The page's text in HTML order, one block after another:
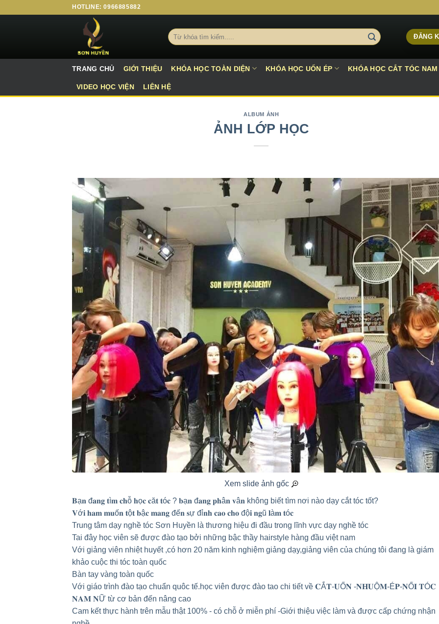
HOTLINE: 0966885882
ĐĂNG
TRANG CHỦ GIỚI THIỆU KHÓA HỌC TOÀN DIỆN KHÓA HỌC UỐN ÉP KHÓA HỌC CẮT TÓC
VIDEO HỌC VIỆN LIÊN HỆ
ALBUM ẢNH
ẢNH LỚP HỌC
Xem slide ảnh gốc
𝐁ạ𝐧 đ𝐚𝐧𝐠 𝐭ì𝐦 𝐜𝐡ỗ 𝐡ọ𝐜 𝐜ă𝐭 𝐭ó𝐜 ? 𝐛ạ𝐧 đ𝐚𝐧𝐠 𝐩𝐡â𝐧 𝐯â𝐧 không biết tìm nơi nào dạy cắt tóc tốt?
️𝐕ớ𝐢 𝐡𝐚𝐦 𝐦𝐮ố𝐧 𝐭ộ𝐭 𝐛ậ𝐜 𝐦𝐚𝐧𝐠 đế𝐧 𝐬ự đỉ𝐧𝐡 𝐜𝐚𝐨 𝐜𝐡𝐨 độ𝐢 𝐧𝐠ũ 𝐥à𝐦 𝐭ó𝐜
Trung tâm dạy nghề tóc Sơn Huyền là thương hiệu đi đầu trong lĩnh vực dạy nghề tóc
Tai đây học viên sẽ được đào tạo bởi những bậc thầy hairstyle hàng đầu việt nam
Với giảng viên nhiệt huyết ,có hơn 20 năm kinh nghiệm giảng dạy,giảng viên của chúng tôi đang là giám
khảo cuộc thi tóc toàn quốc
️Bàn tay vàng toàn quốc
Với giáo trình đào tạo chuẩn quôc tế.học viên được đào tao chi tiết về 𝐂Ắ𝐓-𝐔Ố𝐍 -𝐍𝐇𝐔Ộ𝐌-É𝐏-𝐍Ố𝐈 𝐓Ó𝐂
𝐍𝐀𝐌 𝐍Ữ từ cơ bản đến nâng cao
Cam kết thực hành trên mẫu thật 100% - có chỗ ở miễn phí -Giới thiệu việc làm và được cấp chứng nhận